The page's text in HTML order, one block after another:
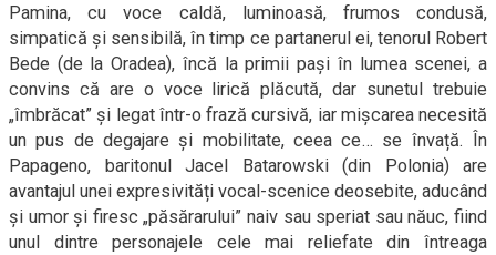
Pamina, cu voce caldă, luminoasă, frumos condusă,
simpatică și sensibilă, în timp ce partanerul ei, tenorul Robert
Bede (de la Oradea), încă la primii pași în lumea scenei, a
convins că are o voce lirică plăcută, dar sunetul trebuie
„îmbrăcat” și legat într-o frază cursivă, iar mișcarea necesită
un pus de degajare și mobilitate, ceea ce… se învață. În
Papageno, baritonul Jacel Batarowski (din Polonia) are
avantajul unei expresivități vocal-scenice deosebite, aducând
și umor și firesc „păsărarului” naiv sau speriat sau năuc, fiind
unul dintre personajele cele mai reliefate din întreaga